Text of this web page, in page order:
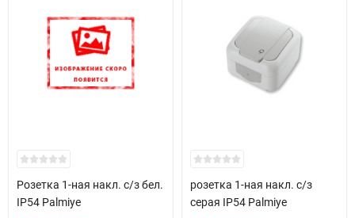
Розетка 1-ная накл. с/з бел.
IP54 Palmiye
розетка 1-ная накл. с/з
серая IP54 Palmiye